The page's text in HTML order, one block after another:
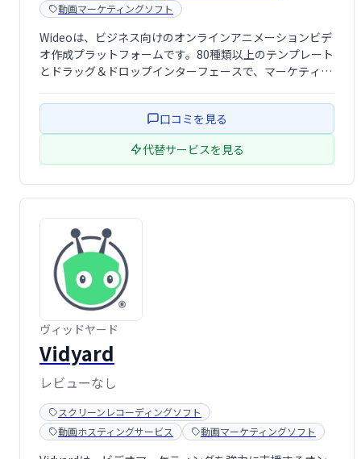
動画マーケティングソフト
Wideoは、ビジネス向けのオンラインアニメーションビデ
オ作成プラットフォームです。80種類以上のテンプレート
とドラッグ＆ドロップインターフェースで、マーケティン
初心者でも短時間で高品質なアニメーションビデオが制作
可能。メールマーケティングのクリッ …
口コミを見る
代替サービスを見る
ヴィッドヤード
Vidyard
レビューなし
スクリーンレコーディングソフト
動画ホスティングサービス
動画マーケティングソフト